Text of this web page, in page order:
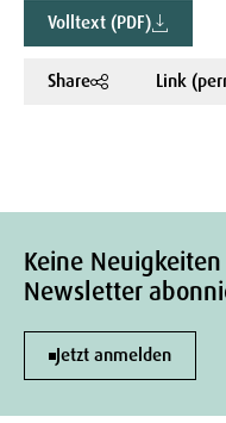
Volltext (PDF)
Share Link
Keine
Newsletter
Jetzt anmelden